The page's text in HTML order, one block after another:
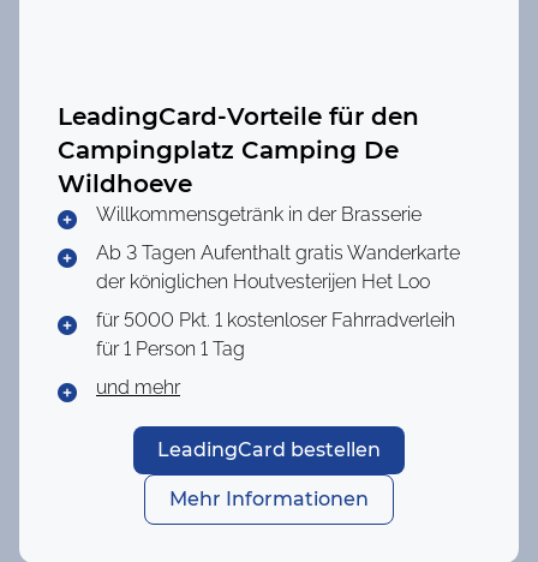
LeadingCard-Vorteile für den
Campingplatz Camping De
Wildhoeve
Willkommensgetränk in der Brasserie
Ab 3 Tagen Aufenthalt gratis Wanderkarte
der königlichen Houtvesterijen Het Loo
für 5000 Pkt. 1 kostenloser Fahrradverleih
für 1 Person 1 Tag
und mehr
LeadingCard bestellen
Mehr Informationen